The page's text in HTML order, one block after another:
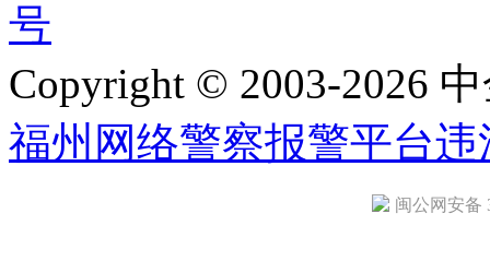
号
Copyright © 2003-2026
福州网络警察报警平台违
闽公网安备